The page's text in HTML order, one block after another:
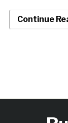
Continue